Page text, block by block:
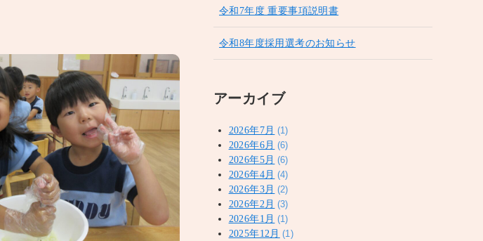
令和7年度 重要事項説明書
令和8年度採用選考のお知らせ
アーカイブ
2026年7月 (1)
2026年6月 (6)
2026年5月 (6)
2026年4月 (4)
2026年3月 (2)
2026年2月 (3)
2026年1月 (1)
2025年12月 (1)